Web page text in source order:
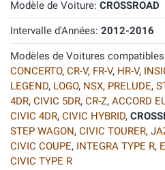
Modèle de Voiture: CROSSROAD
Intervalle d'Années: 2012-2016
Modèles de Voitures
CONCERTO, CR-V, FR-V, HR-V,
LEGEND, LOGO, NSX, PRELUDE,
4DR, CIVIC 5DR, CR-Z, ACCORD
CIVIC 4DR, CIVIC HYBRID,
STEP WAGON, CIVIC TOURER,
CIVIC COUPE, INTEGRA TYPE R,
CIVIC TYPE R